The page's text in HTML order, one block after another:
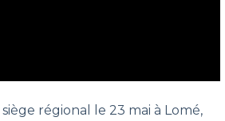
régional le 23 mai à Lomé,